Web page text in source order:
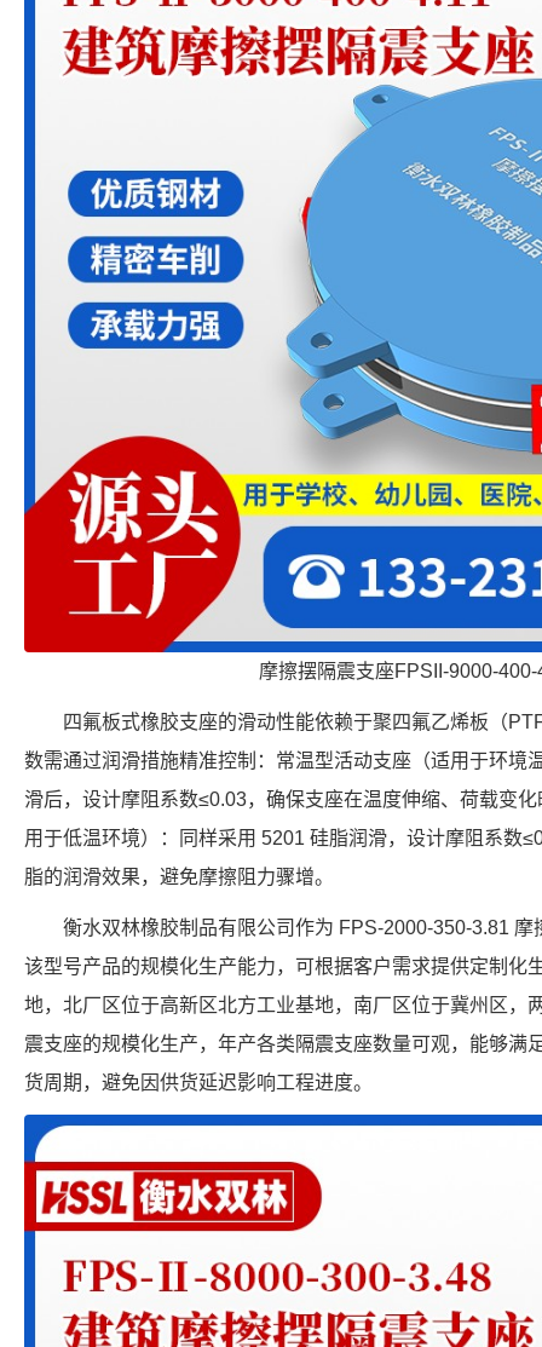
摩擦摆隔震支座FPSII-9000-400-
四氟板式橡胶支座的滑动性能依赖于聚四氟乙烯板（
数需通过润滑措施精准控制：常温型活动支座（适用于环
滑后，设计摩阻系数≤0.03，确保支座在温度伸缩、荷载变
用于低温环境）：同样采用 5201 硅脂润滑，设计摩阻系数
脂的润滑效果，避免摩擦阻力骤增。
衡水双林橡胶制品有限公司作为 FPS-2000-350-3.81
该型号产品的规模化生产能力，可根据客户需求提供定制化
地，北厂区位于高新区北方工业基地，南厂区位于冀州区，
震支座的规模化生产，年产各类隔震支座数量可观，能够满
货周期，避免因供货延迟影响工程进度。